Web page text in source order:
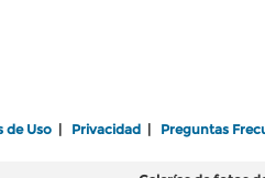
de Uso Privacidad Preguntas